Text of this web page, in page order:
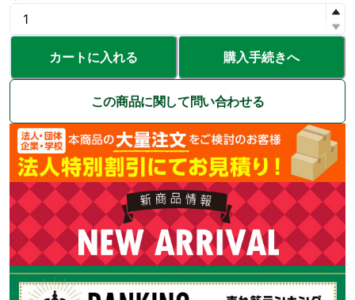
カートに入れる 購入手続きへ
この商品に関して問い合わせる